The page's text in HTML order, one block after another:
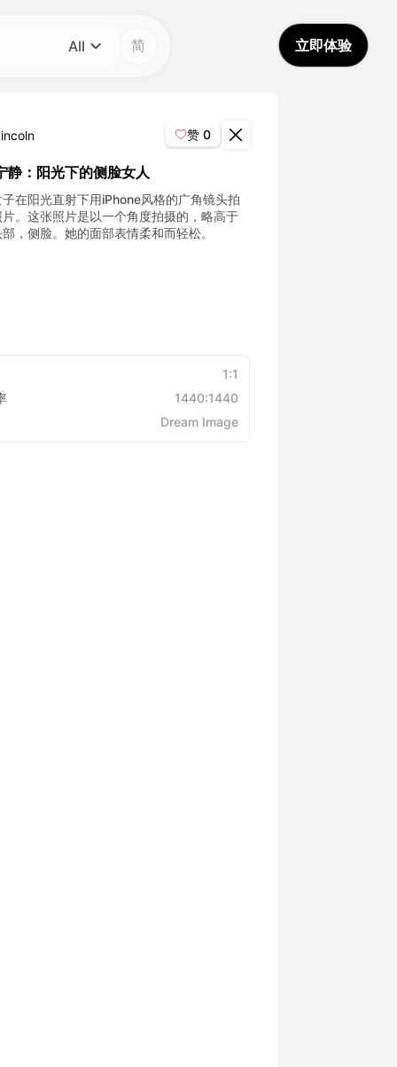
All
Avatar Video
Pet Video
简 立即体验
赞 0
静：阳光下的侧脸女人
在阳光直射下用iPhone风格的广角镜头拍
。这张照片是以一个角度拍摄的，略高于
，侧脸。她的面部表情柔和而轻松。
1:1
1440:1440
Dream Image